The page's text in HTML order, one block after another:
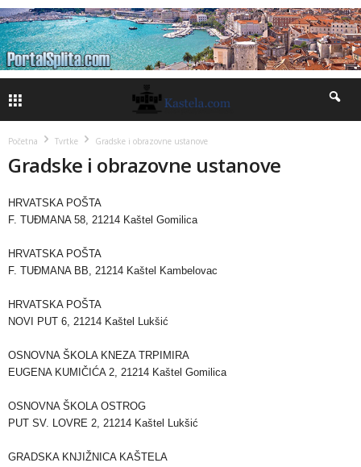
Početna Tvrtke Gradske i obrazovne ustanove
Gradske i obrazovne ustanove
HRVATSKA POŠTA
F. TUĐMANA 58, 21214 Kaštel Gomilica
HRVATSKA POŠTA
F. TUĐMANA BB, 21214 Kaštel Kambelovac
HRVATSKA POŠTA
NOVI PUT 6, 21214 Kaštel Lukšić
OSNOVNA ŠKOLA KNEZA TRPIMIRA
EUGENA KUMIČIĆA 2, 21214 Kaštel Gomilica
OSNOVNA ŠKOLA OSTROG
PUT SV. LOVRE 2, 21214 Kaštel Lukšić
GRADSKA KNJIŽNICA KAŠTELA